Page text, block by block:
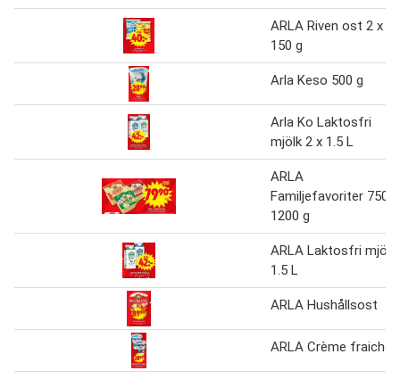
ARLA Riven ost 2 x
150 g
Arla Keso 500 g
Arla Ko Laktosfri
mjölk 2 x 1.5 L
ARLA
Familjefavoriter 750-
1200 g
ARLA Laktosfri mjölk
1.5 L
ARLA Hushållsost
ARLA Crème fraiche